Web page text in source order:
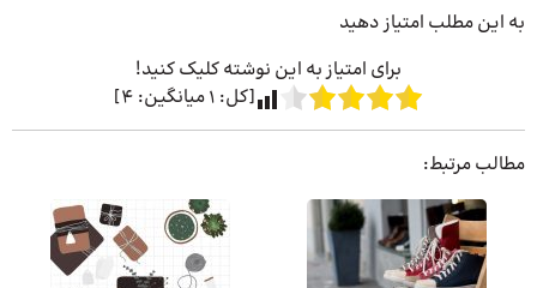
به این مطلب امتیاز دهید
برای امتیاز به این نوشته کلیک کنید!
[کل: 1میانگین: 4
]
مطالب مرتبط: